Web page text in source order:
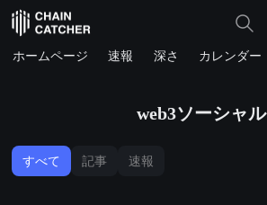
ホームページ 速報 深さ カレンダー
web3ソーシャル
すべて 記事 速報